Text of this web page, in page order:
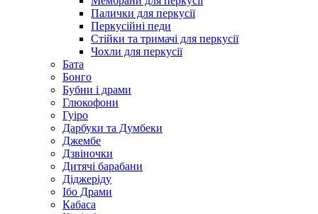
Палички для перкусії
Перкусійні педи
Стійки та тримачі для перкусії
Чохли для перкусії
Бата
Бонго
Бубни і драми
Глюкофони
Гуіро
Дарбуки та Думбеки
Джембе
Дзвіночки
Дитячі барабани
Діджеріду
Ібо Драми
Кабаса